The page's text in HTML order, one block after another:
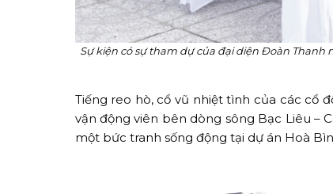
Sự kiện có sự tham dự của đại diện Đoàn Thanh
Tiếng reo hò, cổ vũ nhiệt tình của các cổ
vận động viên bên dòng sông Bạc Liêu –
một bức tranh sống động tại dự án Hoà